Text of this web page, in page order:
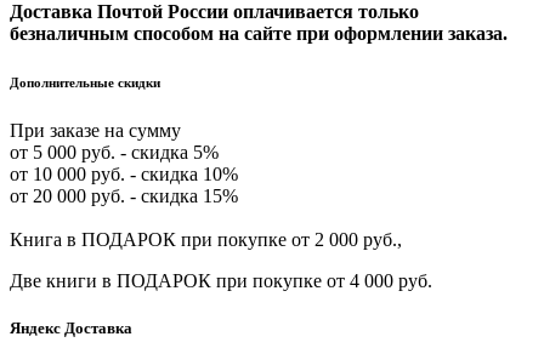
Доставка Почтой России оплачивается только
безналичным способом на сайте при оформлении заказа.
Дополнительные скидки
При заказе на сумму
от 5 000 руб. - скидка 5%
от 10 000 руб. - скидка 10%
от 20 000 руб. - скидка 15%
Книга в ПОДАРОК при покупке от 2 000 руб.,
Две книги в ПОДАРОК при покупке от 4 000 руб.
Яндекс Доставка